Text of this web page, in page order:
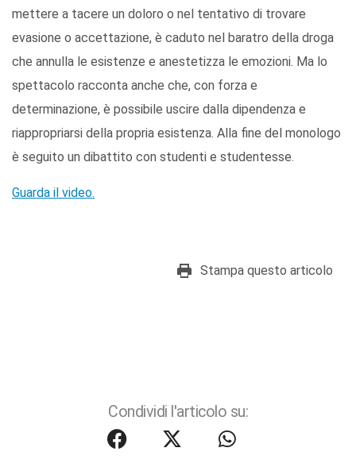
mettere a tacere un doloro o nel tentativo di trovare
evasione o accettazione, è caduto nel baratro della droga
che annulla le esistenze e anestetizza le emozioni. Ma lo
spettacolo racconta anche che, con forza e
determinazione, è possibile uscire dalla dipendenza e
riappropriarsi della propria esistenza. Alla fine del monologo
è seguito un dibattito con studenti e studentesse.
Guarda il video.
Stampa questo articolo
Condividi l'articolo su: